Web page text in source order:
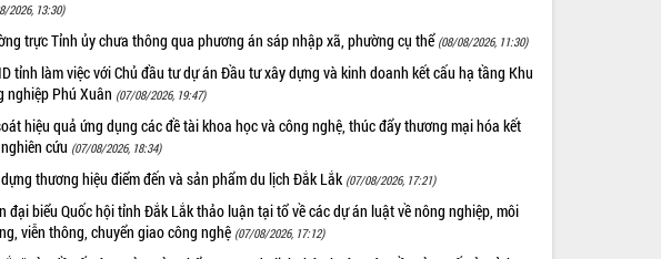
2026, 13:30)
trực Tỉnh ủy chưa thông qua phương án sáp nhập xã, phường cụ thể (08/08/2026, 11:30)
tỉnh làm việc với Chủ đầu tư dự án Đầu tư xây dựng và kinh doanh kết cấu hạ tầng Khu
nghiệp Phú Xuân (07/08/2026, 19:47)
hiệu quả ứng dụng các đề tài khoa học và công nghệ, thúc đẩy thương mại hóa kết
cứu (07/08/2026, 18:34)
thương hiệu điểm đến và sản phẩm du lịch Đắk Lắk (07/08/2026, 17:21)
đại biểu Quốc hội tỉnh Đắk Lắk thảo luận tại tổ về các dự án luật về nông nghiệp, môi
viễn thông, chuyển giao công nghệ (07/08/2026, 17:12)